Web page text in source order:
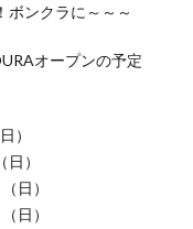
ボンクラに～～～
オープンの予定
）
）
日）
日）